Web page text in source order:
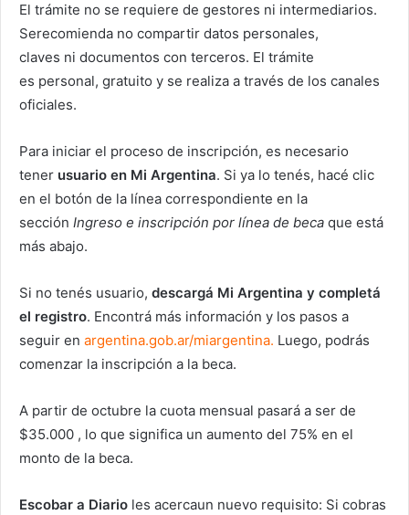
El trámite no se requiere de gestores ni intermediarios.
Serecomienda no compartir datos personales,
claves ni documentos con terceros. El trámite
es personal, gratuito y se realiza a través de los canales
oficiales.
Para iniciar el proceso de inscripción, es necesario
tener usuario en Mi Argentina. Si ya lo tenés, hacé clic
en el botón de la línea correspondiente en la
sección Ingreso e inscripción por línea de beca que está
más abajo.
Si no tenés usuario, descargá Mi Argentina y completá
el registro. Encontrá más información y los pasos a
seguir en argentina.gob.ar/miargentina. Luego, podrás
comenzar la inscripción a la beca.
A partir de octubre la cuota mensual pasará a ser de
$35.000 , lo que significa un aumento del 75% en el
monto de la beca.
Escobar a Diario les acercaun nuevo requisito: Si cobras